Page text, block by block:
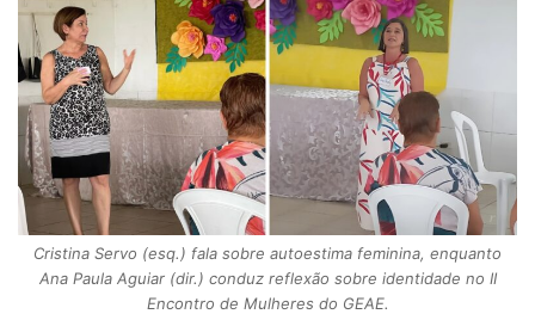
Cristina Servo (esq.) fala sobre autoestima feminina, enquanto
Ana Paula Aguiar (dir.) conduz reflexão sobre identidade no II
Encontro de Mulheres do GEAE.